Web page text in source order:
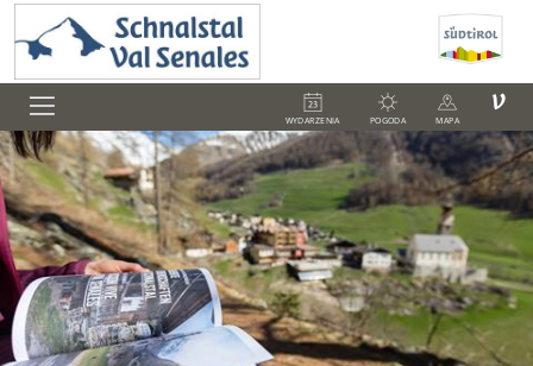
WYDARZENIA POGODA MAPA
V